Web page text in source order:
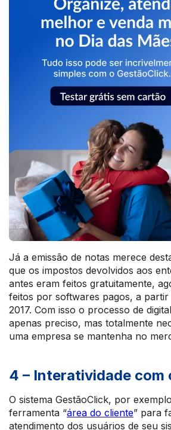
Já a emissão de notas merece
que os impostos devolvidos aos
antes eram feitos gratuitamente,
feitos por softwares pagos, a partir
2017. Com isso o processo de
apenas preciso, mas totalmente
uma empresa se mantenha no
4 – Interatividade com
O sistema GestãoClick, por
ferramenta “área do cliente” para
atendimento dos usuários de seu